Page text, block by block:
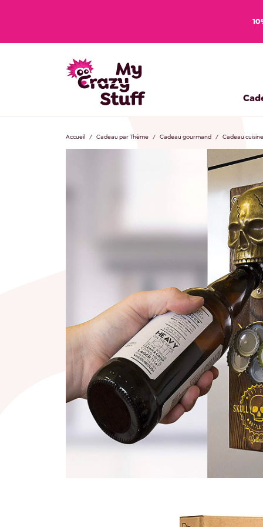
Accueil Cadeau par Thème Cadeau gourmand Cadeau cuisine